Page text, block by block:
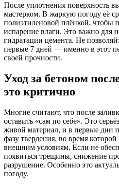
После уплотнения поверхность
мастерком. В жаркую погоду её
полиэтиленовой плёнкой, чтобы
испарение влаги. Это важно для
гидратации цемента. Не
первые 7 дней — именно в этот
своей прочности.
Уход за бетоном
это критично
Многие считают, что после
оставить «сам по себе». Это
живой материал, и в первые дни
фазу твердения, во время
внешним условиям. Если не
появиться трещины, снижение
разрушение. Особенно это
погоду.